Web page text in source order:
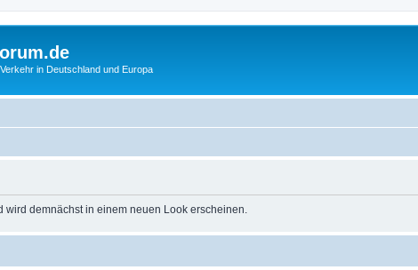
in Deutschland und Europa
demnächst in einem neuen Look erscheinen.